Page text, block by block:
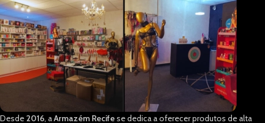
Desde 2016, aArmazém Recifese dedica a oferecer produtos de alta